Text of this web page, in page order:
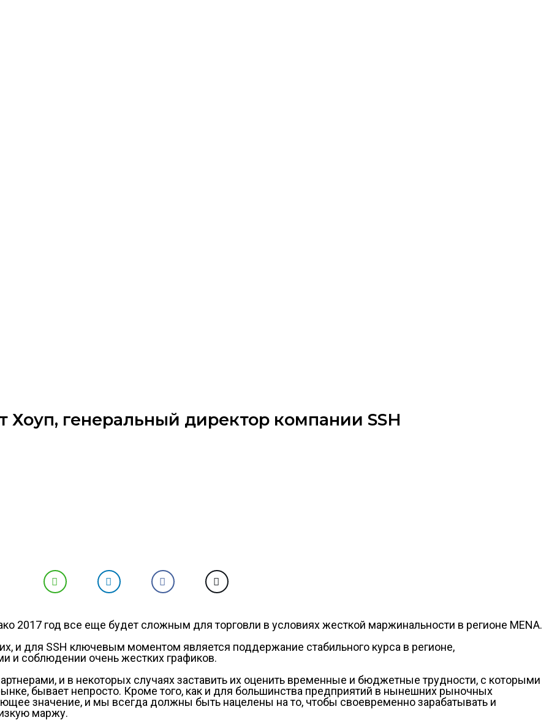
Хоуп, генеральный директор компании SSH
2017 год все еще будет сложным для торговли в условиях жесткой маржинальности в регионе MENA.
и для SSH ключевым моментом является поддержание стабильного курса в регионе,
и соблюдении очень жестких графиков.
и в некоторых случаях заставить их оценить временные и бюджетные трудности, с которыми
бывает непросто. Кроме того, как и для большинства предприятий в нынешних рыночных
значение, и мы всегда должны быть нацелены на то, чтобы своевременно зарабатывать и
маржу.